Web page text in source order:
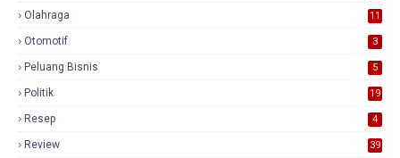
Olahraga 11
Otomotif 3
Peluang Bisnis 5
Politik 19
Resep 4
Review
39